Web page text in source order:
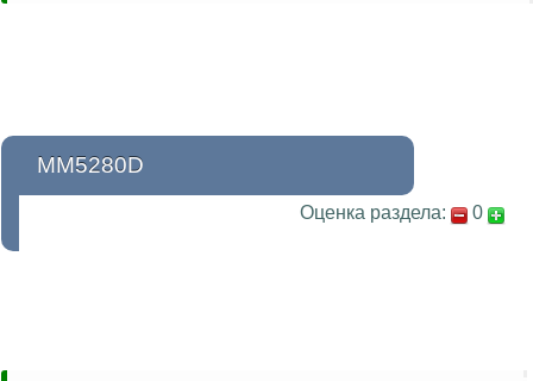
MM5280D
Оценка раздела: 0